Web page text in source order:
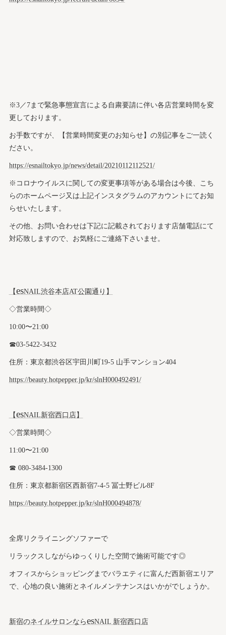
※3／7まで緊急事態宣言による自粛要請に伴い各店営業時間を変
更しております。
お手数ですが、【営業時間変更のお知らせ】の別記事をご一読く
ださい。
https://esnailtokyo.jp/news/detail/20210112112521/
※コロナウイルスに関しての変更事項等がある場合は今後、こち
らのホームページ又は上記インスタグラムのアカウントにてお知
らせいたします。
その他、お問い合わせは下記に記載されております店舗電話にて
対応致しますので、お気軽にご連絡下さいませ。
【esNAIL渋谷本店AT公園通り】
◇営業時間◇
10:00〜21:00
☎︎03-5422-3432
住所：東京都渋谷区宇田川町19-5 山手マンション404
https://beauty.hotpepper.jp/kr/slnH000492491/
【esNAIL新宿西口店】
◇営業時間◇
11:00〜21:00
☎︎ 080-3484-1300
住所：東京都新宿区西新宿7-4-5 冨士野ビル8F
https://beauty.hotpepper.jp/kr/slnH000494878/
全席リクライニングソファーで
リラックスしながらゆっくりした空間で施術可能です◎
オフィスからショッピングまでバラエティに富んだ西新宿エリア
で、心地の良い施術とネイルメンテナンスはいかがでしょうか。
新宿のネイルサロンならesNAIL 新宿西口店